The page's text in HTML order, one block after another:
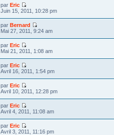
parEric
Juin 15, 2011, 10:28 pm
parBernard
Mai 27, 2011, 9:24 am
parEric
Mai 21, 2011, 1:08 am
parEric
Avril 16, 2011, 1:54 pm
parEric
Avril 10, 2011, 12:28 pm
parEric
Avril 4, 2011, 11:08 am
parEric
Avril 3, 2011, 11:16 pm